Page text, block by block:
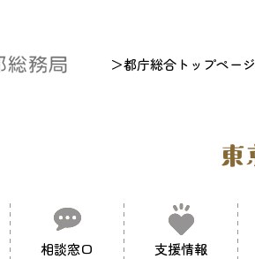
＞都庁総合トップページ
相談窓口 支援情報